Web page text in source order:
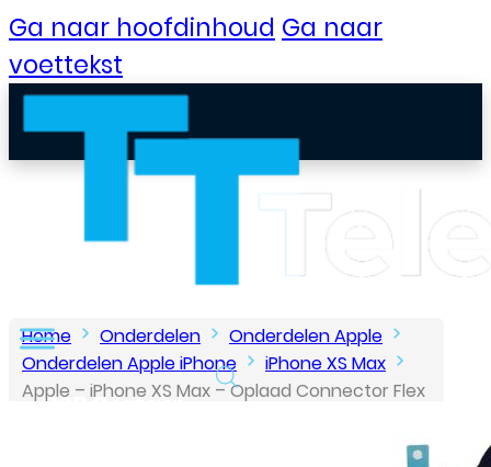
Ga naar hoofdinhoud Ga naar
voettekst
B2B Portaal
Home Onderdelen
Onderdelen Apple
Onderdelen Apple iPhone
iPhone XS Max
Apple – iPhone XS Max – Oplaad Connector Flex